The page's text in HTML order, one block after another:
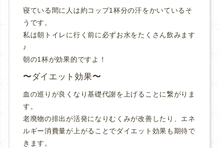
寝ている間に人は約コップ1杯分の汗をかいているそ
うです。
私は朝トイレに行く前に必ずお水をたくさん飲みます
♪
朝の1杯が効果的ですよ！
ダイエット効果
血の巡りが良くなり基礎代謝を上げることに繋がりま
す。
老廃物の排出が活発になりむくみが改善したり、エネ
ルギー消費量が上がることでダイエット効果も期待で
きます。